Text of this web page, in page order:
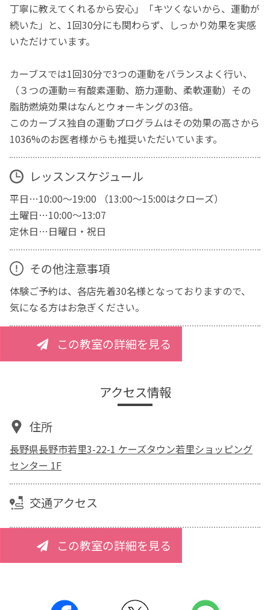
丁寧に教えてくれるから安心」「キツくないから、運動が
続いた」と、1回30分にも関わらず、しっかり効果を実感
いただけています。
カーブスでは1回30分で3つの運動をバランスよく行い、
（３つの運動＝有酸素運動、筋力運動、柔軟運動）その
脂肪燃焼効果はなんとウォーキングの3倍。
このカーブス独自の運動プログラムはその効果の高さから
1036%のお医者様からも推奨いただいています。
レッスンスケジュール
平日…10:00～19:00 （13:00～15:00はクローズ）
土曜日…10:00～13:07
定休日…日曜日・祝日
その他注意事項
体験ご予約は、各店先着30名様となっておりますので、
気になる方はお急ぎください。
この教室の詳細を見る
アクセス情報
住所
長野県長野市若里3-22-1 ケーズタウン若里ショッピング
センター 1F
交通アクセス
この教室の詳細を見る